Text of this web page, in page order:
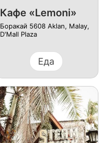
Кафе «Lemoni»
Боракай 5608 Aklan, Malay,
D'Mall Plaza
Еда